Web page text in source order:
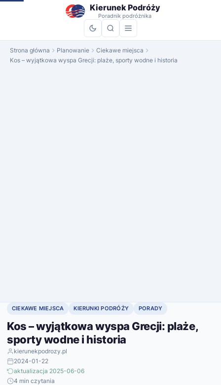
do
Kierunek Podróży
Poradnik podróżnika
Strona główna Planowanie
Ciekawe miejsca
Kos – wyjątkowa wyspa Grecji: plaże, sporty wodne i historia
CIEKAWE MIEJSCA KIERUNKI PODRÓŻY PORADY
Kos – wyjątkowa wyspa Grecji: plaże,
sporty wodne i historia
kierunekpodrozy.pl
2024-01-22
aktualizacja 2025-06-06
4 min czytania